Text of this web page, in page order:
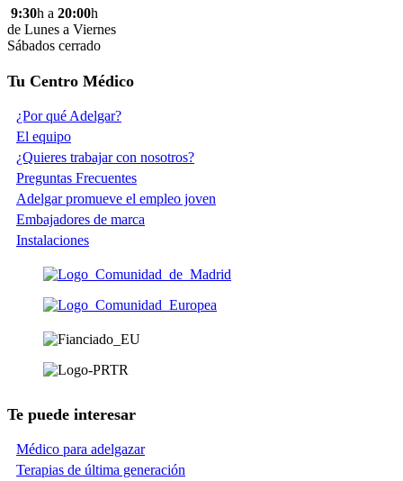
9:30h a 20:00h
de Lunes a Viernes
Sábados cerrado
Tu Centro Médico
¿Por qué Adelgar?
El equipo
¿Quieres trabajar con nosotros?
Preguntas Frecuentes
Adelgar promueve el empleo joven
Embajadores de marca
Instalaciones
Te puede interesar
Médico para adelgazar
Terapias de última generación